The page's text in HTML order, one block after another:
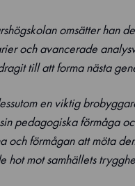
omsätter han
och avancerade
till att forma nästa
en viktig
pedagogiska förmåga
och förmågan att möta
hot mot samhällets